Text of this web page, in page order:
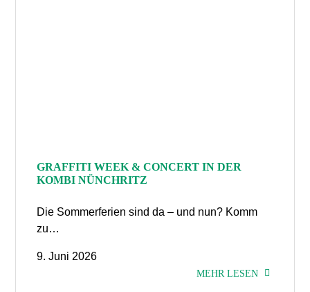
GRAFFITI WEEK & CONCERT IN DER
KOMBI NÜNCHRITZ
Die Sommerferien sind da – und nun? Komm
zu…
9. Juni 2026
MEHR LESEN